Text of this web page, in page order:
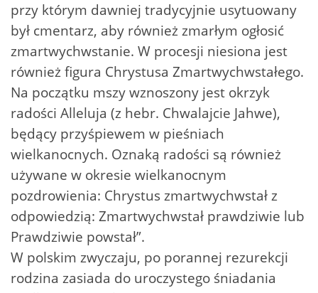
przy którym dawniej tradycyjnie usytuowany
był cmentarz, aby również zmarłym ogłosić
zmartwychwstanie. W procesji niesiona jest
również figura Chrystusa Zmartwychwstałego.
Na początku mszy wznoszony jest okrzyk
radości Alleluja (z hebr. Chwalajcie Jahwe),
będący przyśpiewem w pieśniach
wielkanocnych. Oznaką radości są również
używane w okresie wielkanocnym
pozdrowienia: Chrystus zmartwychwstał z
odpowiedzią: Zmartwychwstał prawdziwie lub
Prawdziwie powstał”.
W polskim zwyczaju, po porannej rezurekcji
rodzina zasiada do uroczystego śniadania